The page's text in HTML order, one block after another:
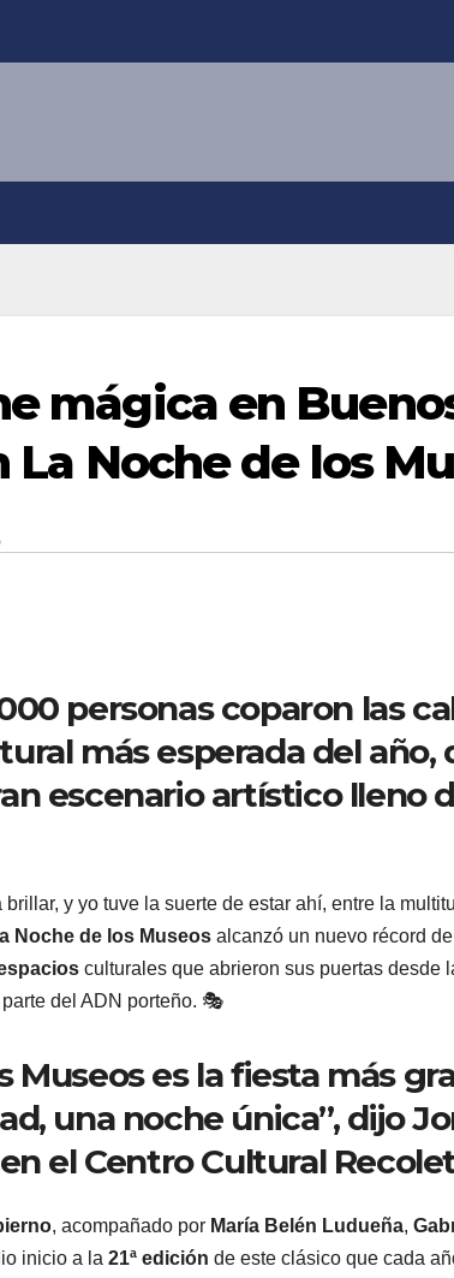
mágica en
Noche de los
personas coparon las
más esperada del
escenario artístico lleno
y yo tuve la suerte de estar ahí, entre la
Noche de los Museos alcanzó un nuevo récord
culturales que abrieron sus puertas desde
del ADN porteño. 🎭
Museos es la fiesta más
una noche única”, dijo
el Centro Cultural
, acompañado por María Belén Ludueña,
inicio a la 21ª edición de este clásico que cada